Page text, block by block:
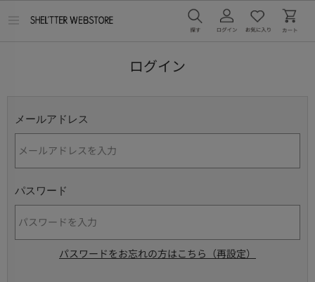
ログイン
メールアドレス
パスワード
パスワードをお忘れの方はこちら（再設定）